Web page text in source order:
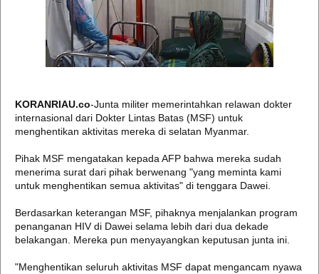
KORANRIAU.co-Junta militer memerintahkan relawan dokter
internasional dari Dokter Lintas Batas (MSF) untuk
menghentikan aktivitas mereka di selatan Myanmar.
Pihak MSF mengatakan kepada AFP bahwa mereka sudah
menerima surat dari pihak berwenang "yang meminta kami
untuk menghentikan semua aktivitas" di tenggara Dawei.
Berdasarkan keterangan MSF, pihaknya menjalankan program
penanganan HIV di Dawei selama lebih dari dua dekade
belakangan. Mereka pun menyayangkan keputusan junta ini.
"Menghentikan seluruh aktivitas MSF dapat mengancam nyawa